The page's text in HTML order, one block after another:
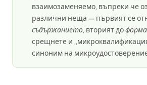
взаимозаменяемо, въпреки че
различни неща — първият се
съдържанието, вторият до
срещнете и
синоним на